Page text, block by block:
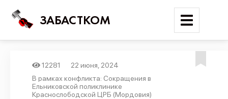
ЗАБАСТКОМ
Войти
12281
22 июня, 2024
В рамках конфликта: Сокращения в
Ельниковской поликлинике
Краснослободской ЦРБ (Мордовия)